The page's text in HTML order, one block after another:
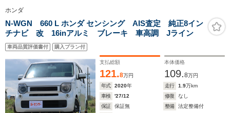
ホンダ
N-WGN 660 L ホンダ センシング AIS査定 純正8イン
チナビ 改 16inアルミ ブレーキ 車高調 Jライン
車両品質評価書付 購入プラン付
支払総額
121.8万円
本体価格
109.8万円
年式
2020年 走行 1.9万km
車検
'27/12 修復
なし
保証
保証無 整備
法定整備付